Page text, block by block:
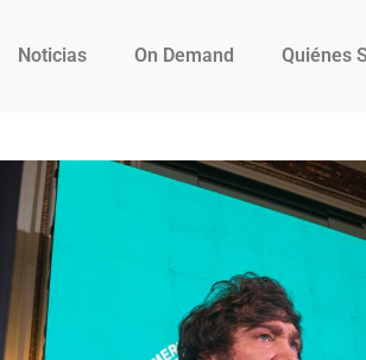
Noticias On Demand Quiénes